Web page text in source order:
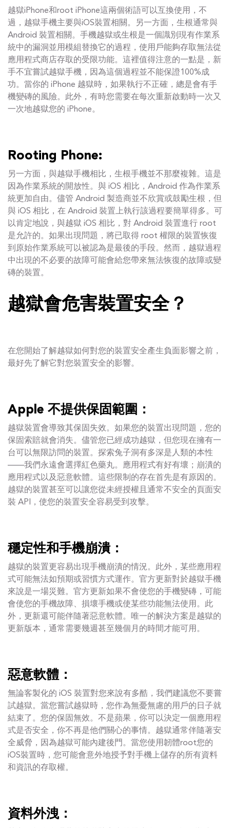
越獄iPhone和root iPhone這兩個術語可以互換使用，不
過，越獄手機主要與iOS裝置相關。另一方面，生根通常與
Android 裝置相關。手機越獄或生根是一個識別現有作業系
統中的漏洞並用模組替換它的過程，使用戶能夠存取無法從
應用程式商店存取的受限功能。這裡值得注意的一點是，新
手不宜嘗試越獄手機，因為這個過程並不能保證100%成
功。當你的 iPhone 越獄時，如果執行不正確，總是會有手
機變磚的風險。此外，有時您需要在每次重新啟動時一次又
一次地越獄您的 iPhone。
Rooting Phone:
另一方面，與越獄手機相比，生根手機並不那麼複雜。這是
因為作業系統的開放性。與 iOS 相比，Android 作為作業系
統更加自由。儘管 Android 製造商並不欣賞或鼓勵生根，但
與 iOS 相比，在 Android 裝置上執行該過程要簡單得多。可
以肯定地說，與越獄 iOS 相比，對 Android 裝置進行 root
是允許的。如果出現問題，將已取得 root 權限的裝置恢復
到原始作業系統可以被認為是最後的手段。然而，越獄過程
中出現的不必要的故障可能會給您帶來無法恢復的故障或變
磚的裝置。
越獄會危害裝置安全？
在您開始了解越獄如何對您的裝置安全產生負面影響之前，
最好先了解它對您裝置安全的影響。
Apple 不提供保固範圍：
越獄裝置會導致其保固失效。如果您的裝置出現問題，您的
保固索賠就會消失。儘管您已經成功越獄，但您現在擁有一
台可以無限訪問的裝置。探索兔子洞有多深是人類的本性
——我們永遠會選擇紅色藥丸。應用程式有好有壞；崩潰的
應用程式以及惡意軟體。這些限制的存在首先是有原因的。
越獄的裝置甚至可以讓您從未經授權且通常不安全的頁面安
裝 API，使您的裝置安全容易受到攻擊。
穩定性和手機崩潰：
越獄的裝置更容易出現手機崩潰的情況。此外，某些應用程
式可能無法如預期或習慣方式運作。官方更新對於越獄手機
來說是一場災難。官方更新如果不會使您的手機變磚，可能
會使您的手機故障、損壞手機或使某些功能無法使用。此
外，更新還可能伴隨著惡意軟體。唯一的解決方案是越獄的
更新版本，通常需要幾週甚至幾個月的時間才能可用。
惡意軟體：
無論客製化的 iOS 裝置對您來說有多酷，我們建議您不要嘗
試越獄。當您嘗試越獄時，您作為無憂無慮的用戶的日子就
結束了。您的保固無效。不是蘋果，你可以決定一個應用程
式是否安全，你不再是他們關心的事情。越獄通常伴隨著安
全威脅，因為越獄可能內建後門。當您使用韌體root您的
iOS裝置時，您可能會意外地授予對手機上儲存的所有資料
和資訊的存取權。
資料外洩：